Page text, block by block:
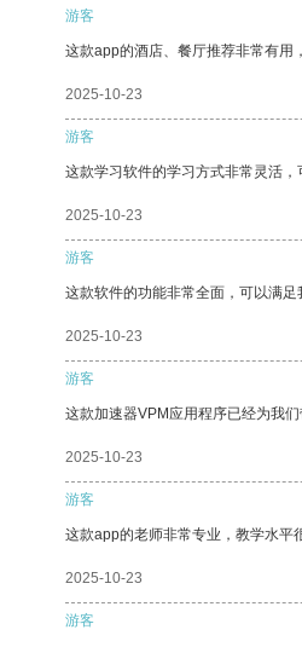
游客
这款app的酒店、餐厅推荐非常有用
2025-10-23
游客
这款学习软件的学习方式非常灵活
2025-10-23
游客
这款软件的功能非常全面，可以满足
2025-10-23
游客
这款加速器VPM应用程序已经为我
2025-10-23
游客
这款app的老师非常专业，教学水平
2025-10-23
游客